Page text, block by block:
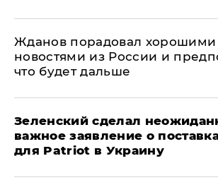
Жданов порадовал хорошими
новостями из России и
что будет дальше
Зеленский сделал
важное заявление о
для Patriot в Украину